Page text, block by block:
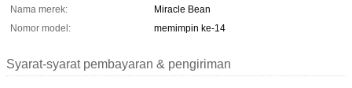
Nama merek:
Miracle Bean
Nomor model:
memimpin ke-14
Syarat-syarat pembayaran & pengiriman